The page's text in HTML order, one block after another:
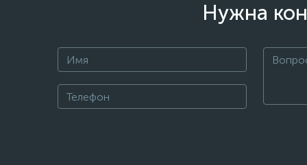
Нужна